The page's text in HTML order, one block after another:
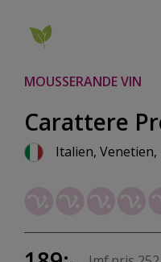
MOUSSERANDE VIN
Carattere
Italien, Venetien,